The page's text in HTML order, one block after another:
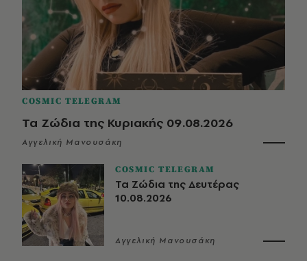
COSMIC TELEGRAM
Τα Ζώδια της Κυριακής 09.08.2026
Αγγελική Μανουσάκη
COSMIC TELEGRAM
Τα Ζώδια της Δευτέρας
10.08.2026
Αγγελική Μανουσάκη